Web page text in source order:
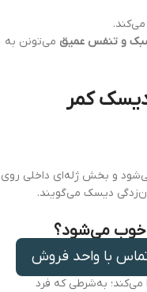
سبک و تنفس عمیق می‌تونن به
دیسک کمر
و بخش ژله‌ای داخلی روی
دیسک می‌گویند.
چند ماه با جذب بخشی از
به‌شرطی که فرد
با واحد فروش